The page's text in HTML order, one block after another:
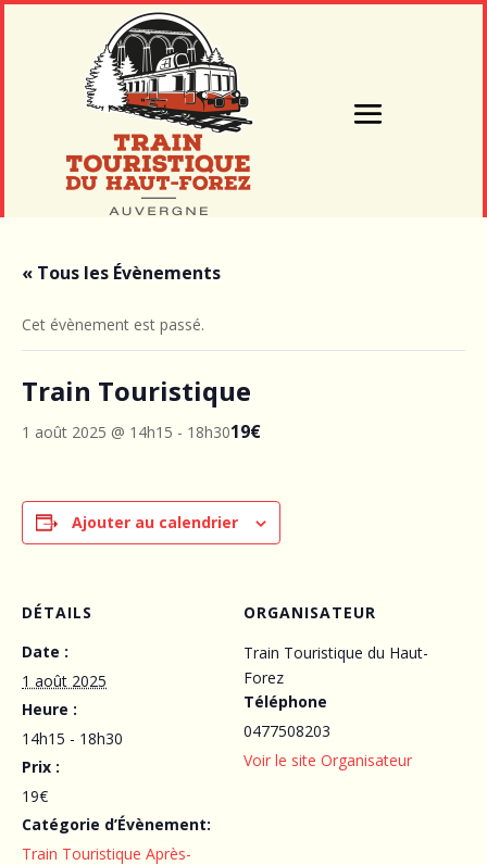
« Tous les Évènements
Cet évènement est passé.
Train Touristique
1 août 2025 @ 14h15 - 18h3019€
Ajouter au calendrier
DÉTAILS
Date :
1 août 2025
Heure :
14h15 - 18h30
Prix :
19€
Catégorie d’Évènement:
Train Touristique Après-
ORGANISATEUR
Train Touristique du Haut-
Forez
Téléphone
0477508203
Voir le site Organisateur